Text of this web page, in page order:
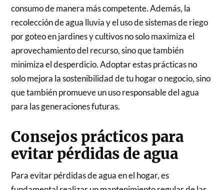
consumo de manera más competente. Además, la
recolección de agua lluvia y el uso de sistemas de riego
por goteo en jardines y cultivos no solo maximiza el
aprovechamiento del recurso, sino que también
minimiza el desperdicio. Adoptar estas prácticas no
solo mejora la sostenibilidad de tu hogar o negocio, sino
que también promueve un uso responsable del agua
para las generaciones futuras.
Consejos prácticos para
evitar pérdidas de agua
Para evitar pérdidas de agua en el hogar, es